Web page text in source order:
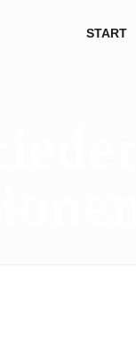
START